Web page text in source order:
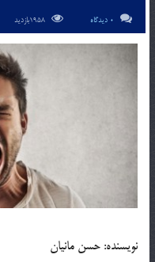
0 دیدگاه
نویسنده: حسن مانیان